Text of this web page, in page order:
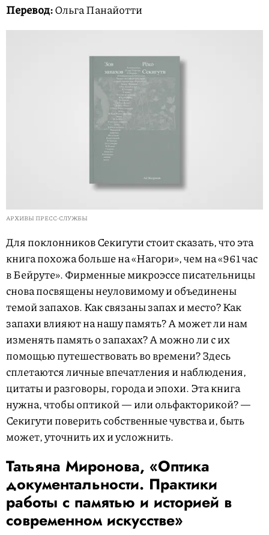
Перевод:Ольга Панайотти
АРХИВЫ ПРЕСС-СЛУЖБЫ
Для поклонников Секигути стоит сказать, что эта
книга похожа больше на «Нагори», чем на «961 час
в Бейруте». Фирменные микроэссе писательницы
снова посвящены неуловимому и объединены
темой запахов. Как связаны запах и место? Как
запахи влияют на нашу память? А может ли нам
изменять память о запахах? А можно ли с их
помощью путешествовать во времени? Здесь
сплетаются личные впечатления и наблюдения,
цитаты и разговоры, города и эпохи. Эта книга
нужна, чтобы оптикой — или ольфакторикой? —
Секигути поверить собственные чувства и, быть
может, уточнить их и усложнить.
Татьяна Миронова, «Оптика
документальности. Практики
работы с памятью и историей в
современном искусстве»